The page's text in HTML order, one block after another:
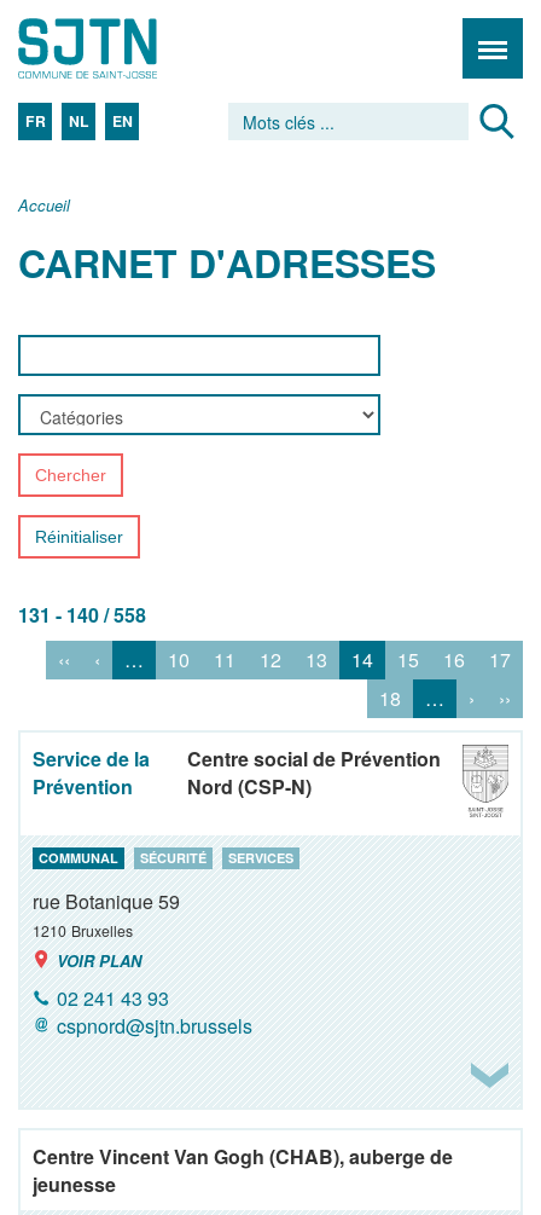
FR NL EN
Accueil
CARNET D'ADRESSES
Chercher
Réinitialiser
131 - 140 / 558
‹‹
‹ … 10 11 12 13 14 15 16
17
18
… › ››
Service de la
Prévention
Centre social de Prévention
Nord (CSP-N)
COMMUNAL SÉCURITÉ SERVICES
rue Botanique 59
1210 Bruxelles
VOIR PLAN
02 241 43 93
cspnord@sjtn.brussels
Centre Vincent Van Gogh (CHAB), auberge de
jeunesse